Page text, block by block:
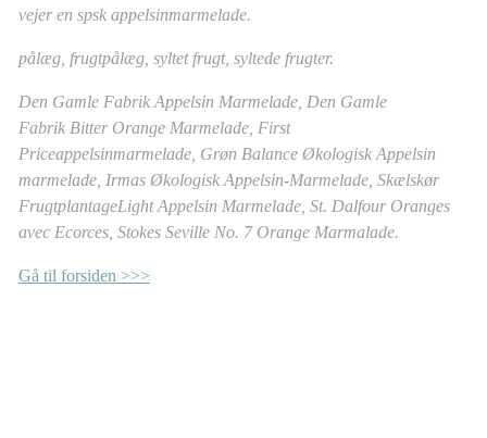
vejer en spsk appelsinmarmelade.
pålæg, frugtpålæg, syltet frugt, syltede frugter.
Den Gamle Fabrik Appelsin Marmelade, Den Gamle
Fabrik Bitter Orange Marmelade, First
Priceappelsinmarmelade, Grøn Balance Økologisk Appelsin
marmelade, Irmas Økologisk Appelsin-Marmelade, Skælskør
FrugtplantageLight Appelsin Marmelade, St. Dalfour Oranges
avec Ecorces, Stokes Seville No. 7 Orange Marmalade.
Gå til forsiden >>>